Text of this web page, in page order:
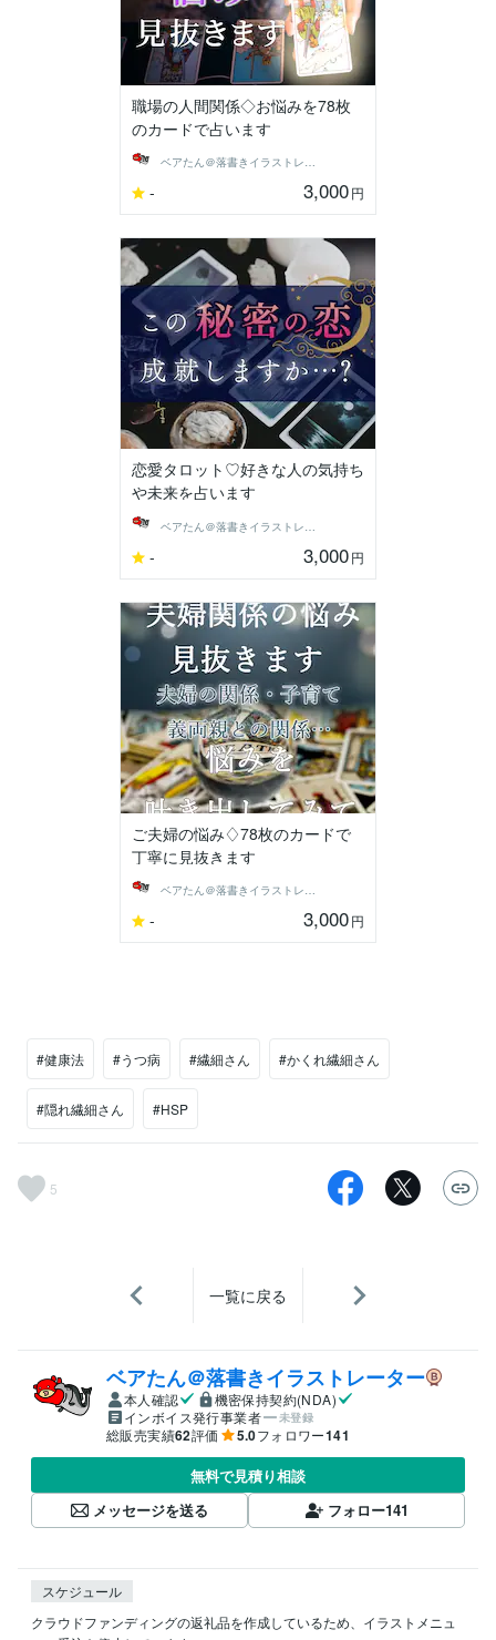
職場の人間関係◇お悩みを78枚
のカードで占います
ベアたん＠落書きイラストレーター
- 3,000円
恋愛タロット♡好きな人の気持ち
や未来を占います
- 3,000円
ご夫婦の悩み♢78枚のカードで
丁寧に見抜きます
ベアたん＠落書きイラストレーター
- 3,000円
#健康法 #うつ病 #繊細さん #かくれ繊細さん
#隠れ繊細さん #HSP
5
一覧に戻る
ベアたん＠落書きイラストレーター
本人確認
機密保持契約(NDA)
インボイス発行事業者
未登録
総販売実績62評価 5.0フォロワー141
無料で見積り相談
メッセージを送る
フォロー141
スケジュール
クラウドファンディングの返礼品を作成しているため、イラストメニュ